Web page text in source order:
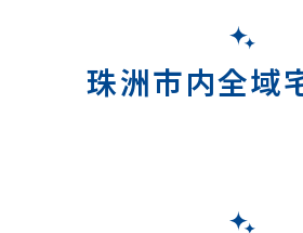
珠洲市内全域